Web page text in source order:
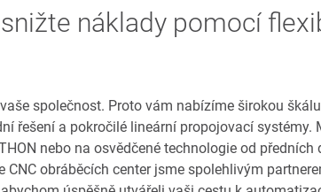
náklady pomocí
společnost. Proto vám nabízíme širokou
řešení a pokročilé lineární propojovací systémy.
nebo na osvědčené technologie od
obráběcích center jsme spolehlivým